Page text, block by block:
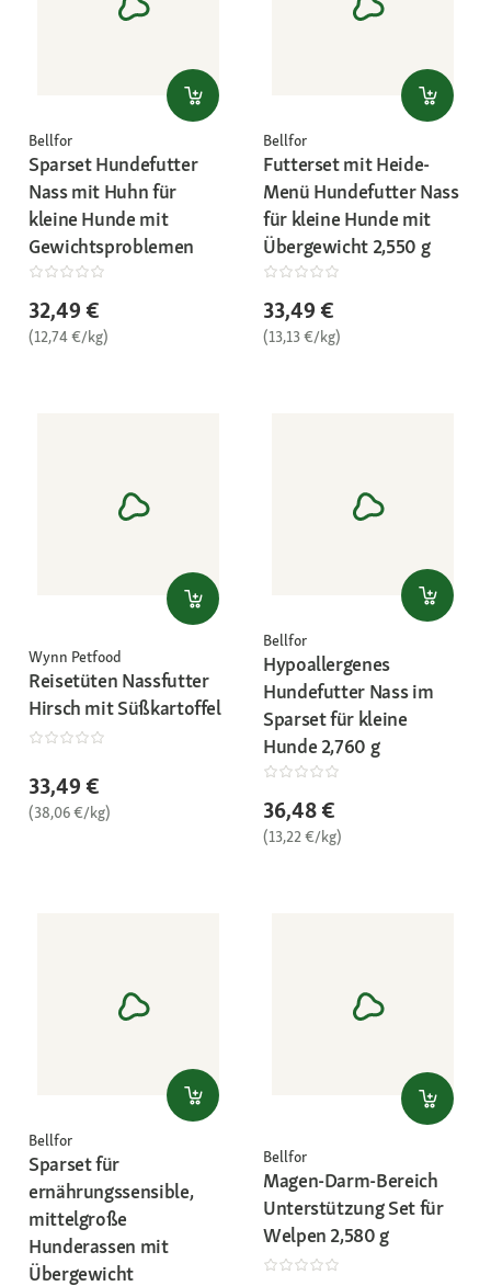
Bellfor
Sparset Hundefutter
Nass mit Huhn für
kleine Hunde mit
Gewichtsproblemen
32,49 €
(12,74 €/kg)
Bellfor
Futterset mit Heide-
Menü Hundefutter Nass
für kleine Hunde mit
Übergewicht 2,550 g
33,49 €
(13,13 €/kg)
Wynn Petfood
Reisetüten Nassfutter
Hirsch mit Süßkartoffel
33,49 €
(38,06 €/kg)
Bellfor
Hypoallergenes
Hundefutter Nass im
Sparset für kleine
Hunde 2,760 g
36,48 €
(13,22 €/kg)
Bellfor
Sparset für
ernährungssensible,
mittelgroße
Hunderassen mit
Übergewicht
Bellfor
Magen-Darm-Bereich
Unterstützung Set für
Welpen 2,580 g